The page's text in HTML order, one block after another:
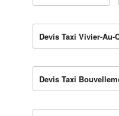
Devis Taxi Vivier-Au-
Devis Taxi